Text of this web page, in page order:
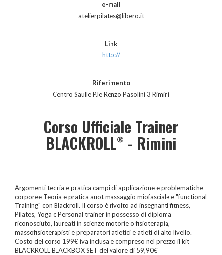
e-mail
atelierpilates@libero.it
-
Link
http://
-
Riferimento
Centro Saulle P.le Renzo Pasolini 3 Rimini
Corso Ufficiale Trainer
BLACKROLL® - Rimini
Argomenti teoria e pratica campi di applicazione e problematiche
corporee Teoria e pratica auot massaggio miofasciale e "functional
Training" con Blackroll. Il corso è rivolto ad insegnanti fitness,
Pilates, Yoga e Personal trainer in possesso di diploma
riconosciuto, laureati in scienze motorie o fisioterapia,
massofisioterapisti e preparatori atletici e atleti di alto livello.
Costo del corso 199€ iva inclusa e compreso nel prezzo il kit
BLACKROLL BLACKBOX SET del valore di 59,90€